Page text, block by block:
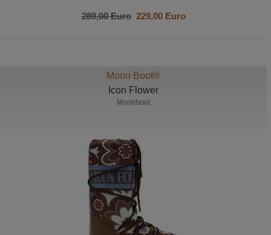
289,00 Euro229,00 Euro
Moon Boot®
Icon Flower
Moonboot